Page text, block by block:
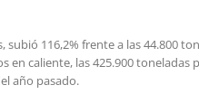
116,2% frente a las 44.800
en caliente, las 425.900 toneladas
año pasado.